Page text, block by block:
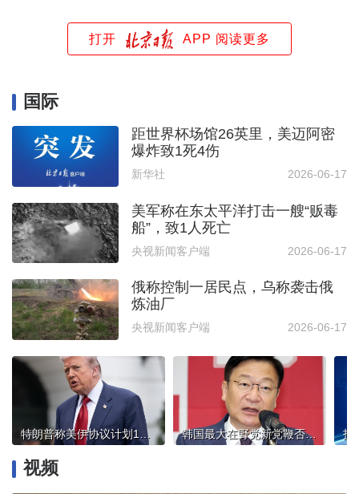
打开 APP 阅读更多
国际
距世界杯场馆26英里，美迈阿密
爆炸致1死4伤
新华社 2026-06-17
美军称在东太平洋打击一艘“贩毒
船”，致1人死亡
央视新闻客户端 2026-06-17
俄称控制一居民点，乌称袭击俄
炼油厂
央视新闻客户端 2026-06-17
特朗普称美伊协议计划14日签署 韩国最大在野党新党鞭否认“亲尹”
视频